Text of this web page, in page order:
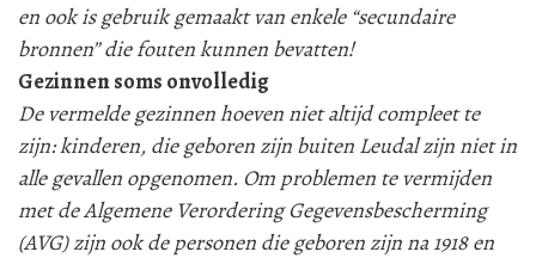
en ook is gebruik gemaakt van enkele “secundaire
bronnen” die fouten kunnen bevatten!
Gezinnen soms onvolledig
De vermelde gezinnen hoeven niet altijd compleet te
zijn: kinderen, die geboren zijn buiten Leudal zijn niet in
alle gevallen opgenomen. Om problemen te vermijden
met de Algemene Verordering Gegevensbescherming
(AVG) zijn ook de personen die geboren zijn na 1918 en